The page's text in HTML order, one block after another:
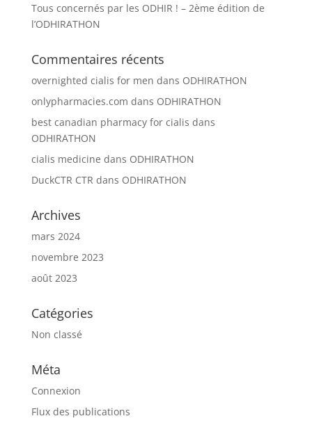
Tous concernés par les ODHIR ! – 2ème édition de
l’ODHIRATHON
Commentaires récents
overnighted cialis for men dans ODHIRATHON
onlypharmacies.com dans ODHIRATHON
best canadian pharmacy for cialis dans
ODHIRATHON
cialis medicine dans ODHIRATHON
DuckCTR CTR dans ODHIRATHON
Archives
mars 2024
novembre 2023
août 2023
Catégories
Non classé
Méta
Connexion
Flux des publications